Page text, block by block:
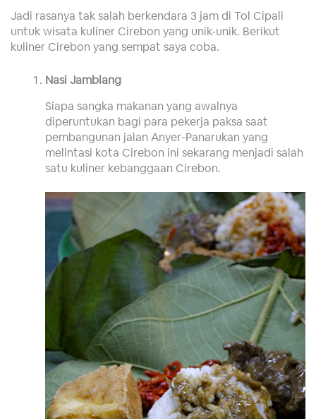
Jadi rasanya tak salah berkendara 3 jam di Tol Cipali
untuk wisata kuliner Cirebon yang unik-unik. Berikut
kuliner Cirebon yang sempat saya coba.
Nasi Jamblang
Siapa sangka makanan yang awalnya
diperuntukan bagi para pekerja paksa saat
pembangunan jalan Anyer-Panarukan yang
melintasi kota Cirebon ini sekarang menjadi salah
satu kuliner kebanggaan Cirebon.